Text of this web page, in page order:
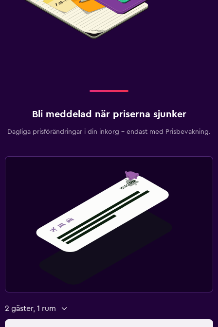
Bli meddelad när priserna sjunker
Dagliga prisförändringar i din inkorg – endast med Prisbevakning.
2 gäster, 1 rum